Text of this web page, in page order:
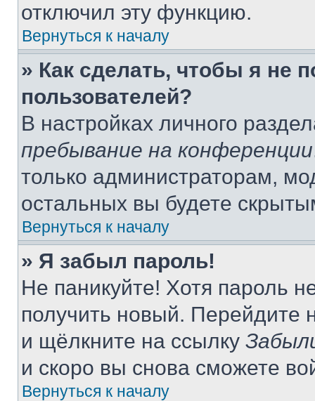
отключил эту функцию.
Вернуться к началу
» Как сделать, чтобы я не
пользователей?
В настройках личного
пребывание на конференции
только администраторам,
остальных вы будете
Вернуться к началу
» Я забыл пароль!
Не паникуйте! Хотя пароль
получить новый. Перейдите
и щёлкните на ссылку
и скоро вы снова сможете
Вернуться к началу